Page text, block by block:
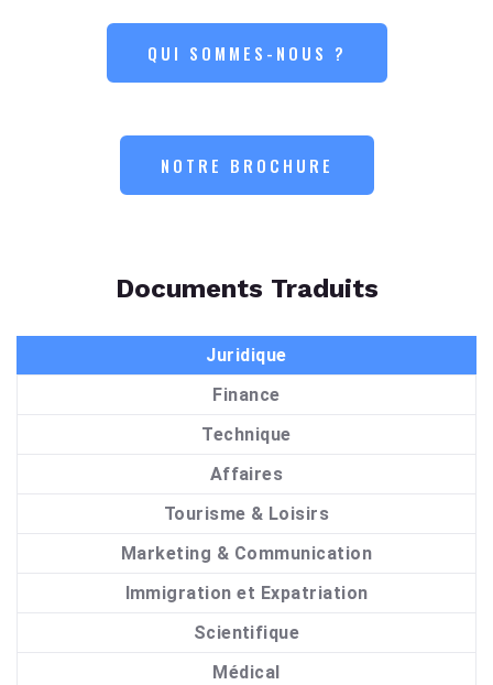
QUI SOMMES-NOUS ?
NOTRE BROCHURE
Documents Traduits
Juridique
Finance
Technique
Affaires
Tourisme & Loisirs
Marketing & Communication
Immigration et Expatriation
Scientifique
Médical